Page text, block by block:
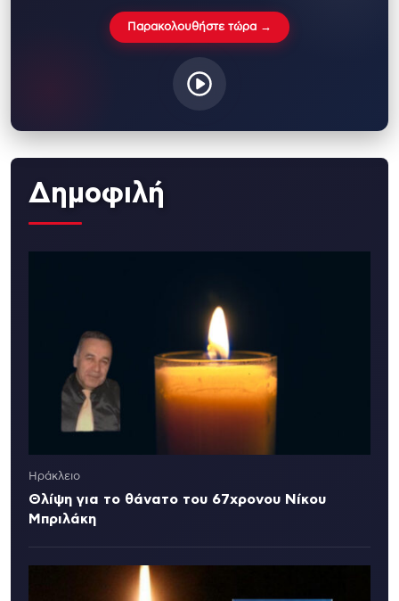
Παρακολουθήστε τώρα →
Δημοφιλή
Ηράκλειο
Θλίψη για το θάνατο του 67χρονου Νίκου
Μπριλάκη